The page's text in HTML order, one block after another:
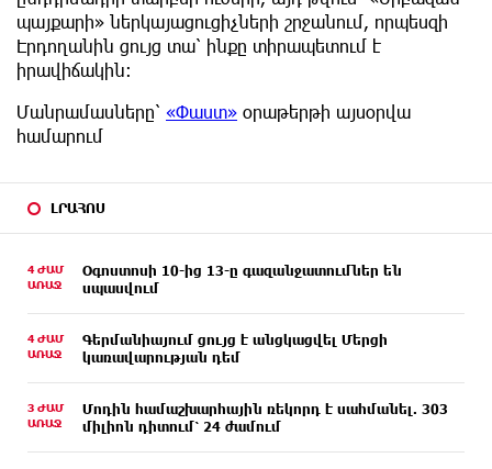
ԼՐԱՀՈՍ
4 ԺԱՄ
ԱՌԱՋ
Օգոստոսի 10-ից 13-ը գազանջատումներ են
սպասվում
4 ԺԱՄ
ԱՌԱՋ
Գերմանիայում ցույց է անցկացվել Մերցի
կառավարության դեմ
3 ԺԱՄ
ԱՌԱՋ
Մոդին համաշխարհային ռեկորդ է սահմանել. 303
միլիոն դիտում՝ 24 ժամում
պայքարի» ներկայացուցիչների շրջանում, որպեսզի
Էրդողանին ցույց տա՝ ինքը տիրապետում է
իրավիճակին:
Մանրամասները՝ «Փաստ» օրաթերթի այսօրվա
համարում